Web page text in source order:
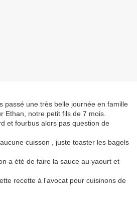
passé une très belle journée en famille
notre petit fils de 7 mois.
et fourbus alors pas question de
cuisson , juste toaster les bagels
a été de faire la sauce au yaourt et
recette à l'avocat pour cuisinons de